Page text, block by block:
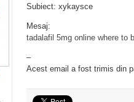
Subiect: xykaysce
Mesaj:
tadalafil 5mg online where to
–
Acest email a fost trimis din